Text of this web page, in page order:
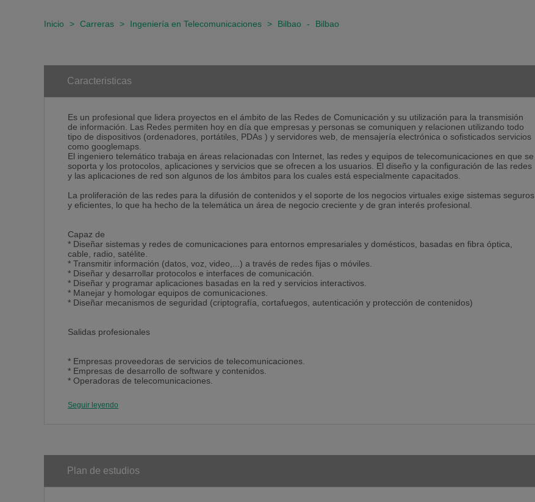
Inicio > Carreras > Ingeniería en Telecomunicaciones > Bilbao - Bilbao
Caracteristicas
Es un profesional que lidera proyectos en el ámbito de las Redes de Comunicación y su utilización para la transmisión
de información. Las Redes permiten hoy en día que empresas y personas se comuniquen y relacionen utilizando todo
tipo de dispositivos (ordenadores, portátiles, PDAs ) y servidores web, de mensajería electrónica o sofisticados servicios
como googlemaps.
El ingeniero telemático trabaja en áreas relacionadas con Internet, las redes y equipos de telecomunicaciones en que se
soporta y los protocolos, aplicaciones y servicios que se ofrecen a los usuarios. El diseño y la configuración de las redes
y las aplicaciones de red son algunos de los ámbitos para los cuales está especialmente capacitados.
La proliferación de las redes para la difusión de contenidos y el soporte de los negocios virtuales exige sistemas seguros
y eficientes, lo que ha hecho de la telemática un área de negocio creciente y de gran interés profesional.
Capaz de
* Diseñar sistemas y redes de comunicaciones para entornos empresariales y domésticos, basadas en fibra óptica,
cable, radio, satélite.
* Transmitir información (datos, voz, video,...) a través de redes fijas o móviles.
* Diseñar y desarrollar protocolos e interfaces de comunicación.
* Diseñar y programar aplicaciones basadas en la red y servicios interactivos.
* Manejar y homologar equipos de comunicaciones.
* Diseñar mecanismos de seguridad (criptografía, cortafuegos, autenticación y protección de contenidos)
Salidas profesionales
* Empresas proveedoras de servicios de telecomunicaciones.
* Empresas de desarrollo de software y contenidos.
* Operadoras de telecomunicaciones.
* Consultoría tecnológica.
* Docencia e investigación.
Seguir leyendo
Plan de estudios